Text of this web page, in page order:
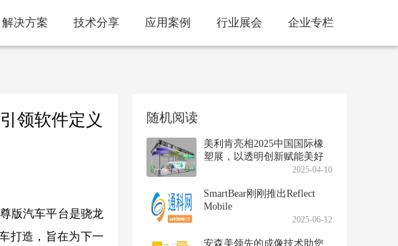
解决方案 技术分享 应用案例 行业展会 企业专栏
领软件定义
版汽车平台是骁龙
打造，旨在为下一
随机阅读
美利肯亮相2025中国国际橡
塑展，以透明创新赋能美好
2025-04-10
SmartBear刚刚推出Reflect
Mobile
2025-06-12
安森美领先的成像技术助您